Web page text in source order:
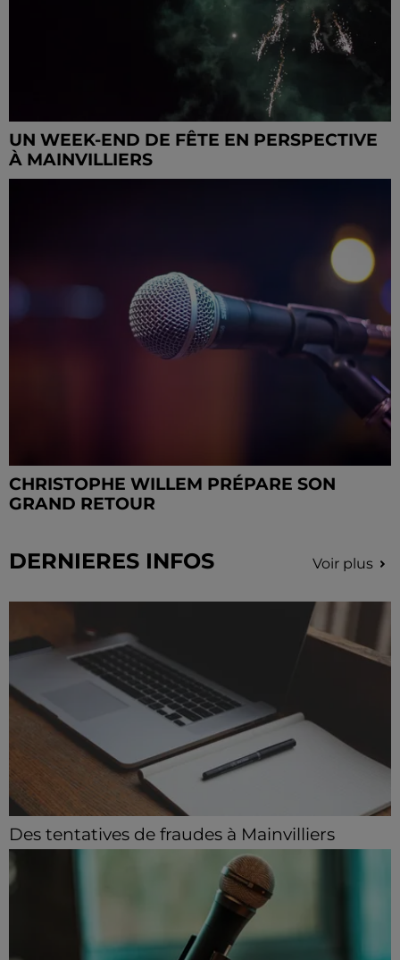
UN WEEK-END DE FÊTE EN PERSPECTIVE
À MAINVILLIERS
CHRISTOPHE WILLEM PRÉPARE SON
GRAND RETOUR
DERNIERES INFOS Voir plus
Des tentatives de fraudes à Mainvilliers
Des personnes malveillantes tentent de voler vos
informations personnelles.